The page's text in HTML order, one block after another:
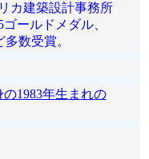
カ建築設計事務所
ールドメダル、
数受賞。
1983年生まれの